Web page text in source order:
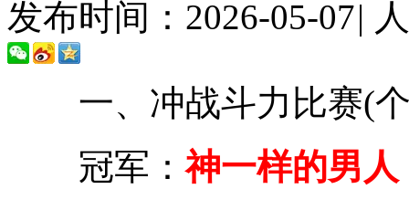
发布时间：2026-05-07|
一、冲战斗力比赛(
冠军：神一样的男人